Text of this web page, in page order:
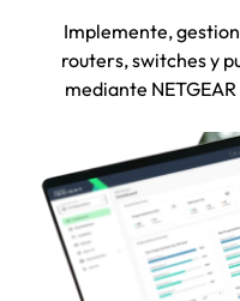
Implemente,
routers, switches y
mediante